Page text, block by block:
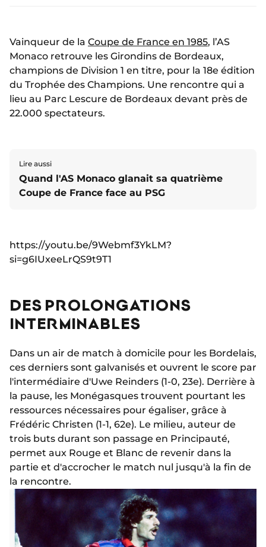
Vainqueur de la Coupe de France en 1985, l’AS
Monaco retrouve les Girondins de Bordeaux,
champions de Division 1 en titre, pour la 18e édition
du Trophée des Champions. Une rencontre qui a
lieu au Parc Lescure de Bordeaux devant près de
22.000 spectateurs.
Lire aussi
Quand l'AS Monaco glanait sa quatrième
Coupe de France face au PSG
https://youtu.be/9Webmf3YkLM?
si=g6IUxeeLrQS9t9T1
DES PROLONGATIONS
INTERMINABLES
Dans un air de match à domicile pour les Bordelais,
ces derniers sont galvanisés et ouvrent le score par
l'intermédiaire d'Uwe Reinders (1-0, 23e). Derrière à
la pause, les Monégasques trouvent pourtant les
ressources nécessaires pour égaliser, grâce à
Frédéric Christen (1-1, 62e). Le milieu, auteur de
trois buts durant son passage en Principauté,
permet aux Rouge et Blanc de revenir dans la
partie et d'accrocher le match nul jusqu'à la fin de
la rencontre.